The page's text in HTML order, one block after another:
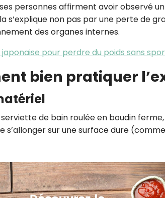
personnes affirment avoir observé
s’explique non pas par une perte de
des organes internes.
japonaise pour perdre du poids sans
bien pratiquer
serviette de bain roulée en boudin
s’allonger sur une surface dure